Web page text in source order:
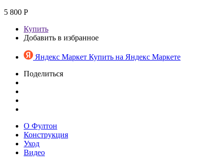
5 800 Р
Купить
Добавить в избранное
Яндекс Маркет Купить на Яндекс Маркете
Поделиться
О Фултон
Конструкция
Уход
Видео